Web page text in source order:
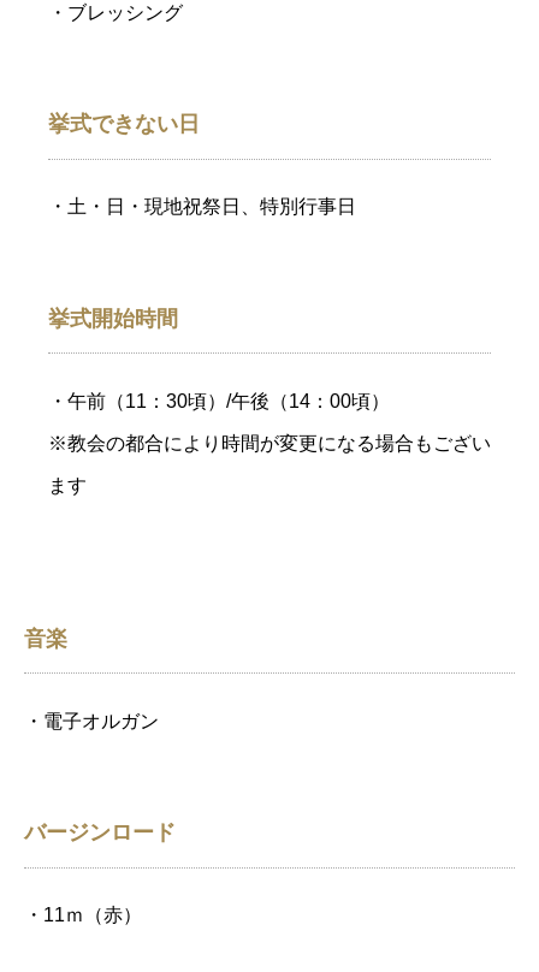
・ブレッシング
挙式できない日
・土・日・現地祝祭日、特別行事日
挙式開始時間
・午前（11：30頃）/午後（14：00頃）
※教会の都合により時間が変更になる場合もござい
ます
音楽
・電子オルガン
バージンロード
・11ｍ（赤）